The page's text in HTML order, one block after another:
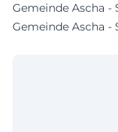
Gemeinde Ascha -
Gemeinde Ascha -